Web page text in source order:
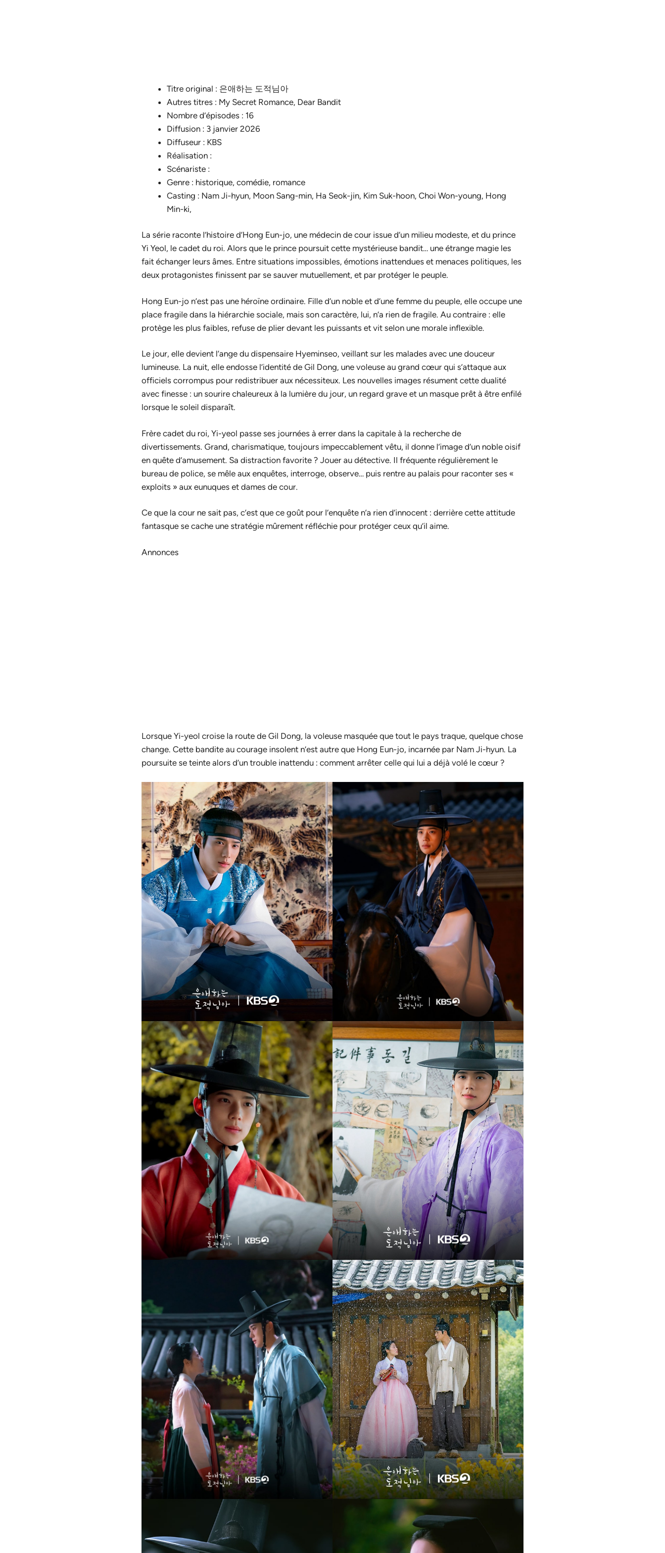
Titre original : 은애하는 도적님아
Autres titres : My Secret Romance, Dear Bandit
Nombre d’épisodes : 16
Diffusion : 3 janvier 2026
Diffuseur : KBS
Réalisation :
Scénariste :
Genre : historique, comédie, romance
Casting : Nam Ji-hyun, Moon Sang-min, Ha Seok-jin, Kim Suk-hoon, Choi Won-young, Hong
Min-ki,
La série raconte l’histoire d’Hong Eun-jo, une médecin de cour issue d’un milieu modeste, et du prince
Yi Yeol, le cadet du roi. Alors que le prince poursuit cette mystérieuse bandit… une étrange magie les
fait échanger leurs âmes. Entre situations impossibles, émotions inattendues et menaces politiques, les
deux protagonistes finissent par se sauver mutuellement, et par protéger le peuple.
Hong Eun-jo n’est pas une héroïne ordinaire. Fille d’un noble et d’une femme du peuple, elle occupe une
place fragile dans la hiérarchie sociale, mais son caractère, lui, n’a rien de fragile. Au contraire : elle
protège les plus faibles, refuse de plier devant les puissants et vit selon une morale inflexible.
Le jour, elle devient l’ange du dispensaire Hyeminseo, veillant sur les malades avec une douceur
lumineuse. La nuit, elle endosse l’identité de Gil Dong, une voleuse au grand cœur qui s’attaque aux
officiels corrompus pour redistribuer aux nécessiteux. Les nouvelles images résument cette dualité
avec finesse : un sourire chaleureux à la lumière du jour, un regard grave et un masque prêt à être enfilé
lorsque le soleil disparaît.
Frère cadet du roi, Yi-yeol passe ses journées à errer dans la capitale à la recherche de
divertissements. Grand, charismatique, toujours impeccablement vêtu, il donne l’image d’un noble oisif
en quête d’amusement. Sa distraction favorite ? Jouer au détective. Il fréquente régulièrement le
bureau de police, se mêle aux enquêtes, interroge, observe… puis rentre au palais pour raconter ses «
exploits » aux eunuques et dames de cour.
Ce que la cour ne sait pas, c’est que ce goût pour l’enquête n’a rien d’innocent : derrière cette attitude
fantasque se cache une stratégie mûrement réfléchie pour protéger ceux qu’il aime.
Annonces
Lorsque Yi-yeol croise la route de Gil Dong, la voleuse masquée que tout le pays traque, quelque chose
change. Cette bandite au courage insolent n’est autre que Hong Eun-jo, incarnée par Nam Ji-hyun. La
poursuite se teinte alors d’un trouble inattendu : comment arrêter celle qui lui a déjà volé le cœur ?